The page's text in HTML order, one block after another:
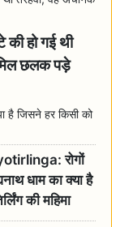
हो गई थी
छलक पड़े
है जिसने हर किसी को
रोगों
धाम का क्या है
की महिमा